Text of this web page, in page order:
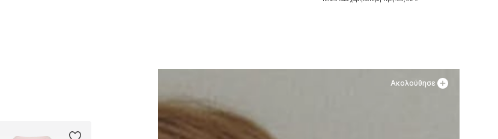
Ακολούθησε